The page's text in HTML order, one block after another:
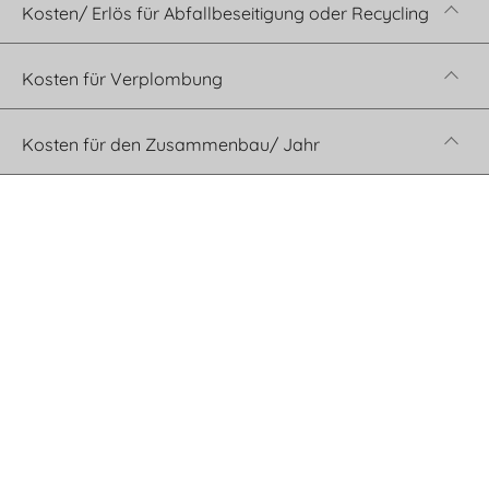
Kosten/ Erlös für Abfallbeseitigung oder Recycling
Kosten für Verplombung
Kosten für den Zusammenbau/ Jahr